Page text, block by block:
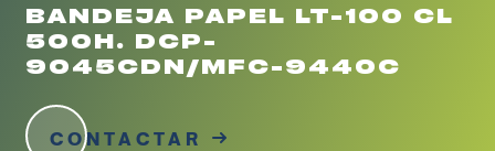
BANDEJA PAPEL LT-100 CL
500H. DCP-
9045CDN/MFC-9440C
CONTACTAR